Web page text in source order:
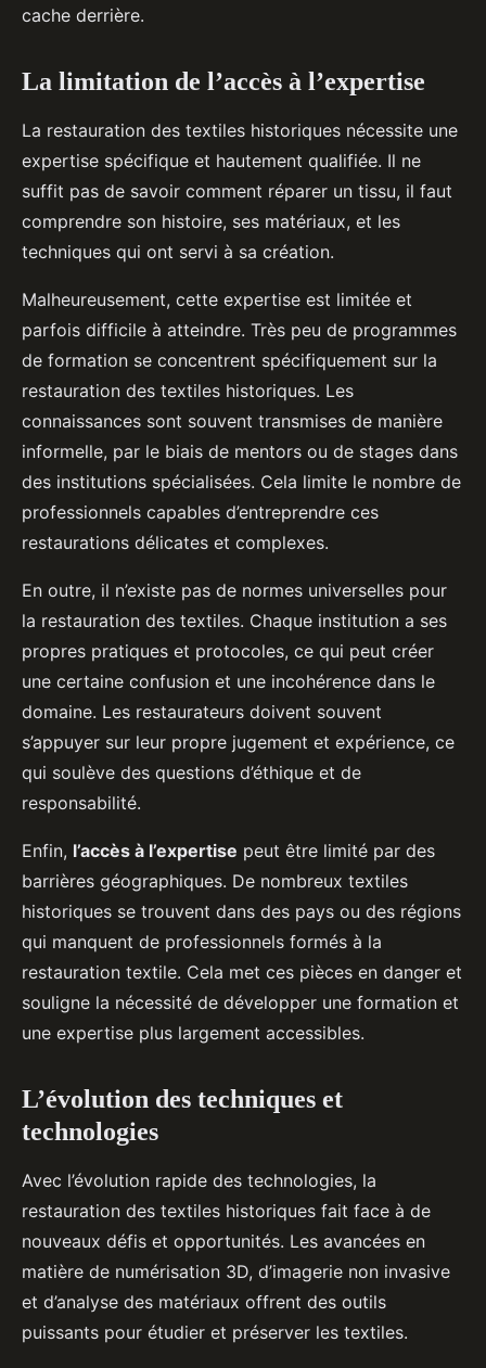
cache derrière.
La limitation de l’accès à l’expertise
La restauration des textiles historiques nécessite une
expertise spécifique et hautement qualifiée. Il ne
suffit pas de savoir comment réparer un tissu, il faut
comprendre son histoire, ses matériaux, et les
techniques qui ont servi à sa création.
Malheureusement, cette expertise est limitée et
parfois difficile à atteindre. Très peu de programmes
de formation se concentrent spécifiquement sur la
restauration des textiles historiques. Les
connaissances sont souvent transmises de manière
informelle, par le biais de mentors ou de stages dans
des institutions spécialisées. Cela limite le nombre de
professionnels capables d’entreprendre ces
restaurations délicates et complexes.
En outre, il n’existe pas de normes universelles pour
la restauration des textiles. Chaque institution a ses
propres pratiques et protocoles, ce qui peut créer
une certaine confusion et une incohérence dans le
domaine. Les restaurateurs doivent souvent
s’appuyer sur leur propre jugement et expérience, ce
qui soulève des questions d’éthique et de
responsabilité.
Enfin, l’accès à l’expertise peut être limité par des
barrières géographiques. De nombreux textiles
historiques se trouvent dans des pays ou des régions
qui manquent de professionnels formés à la
restauration textile. Cela met ces pièces en danger et
souligne la nécessité de développer une formation et
une expertise plus largement accessibles.
L’évolution des techniques et
technologies
Avec l’évolution rapide des technologies, la
restauration des textiles historiques fait face à de
nouveaux défis et opportunités. Les avancées en
matière de numérisation 3D, d’imagerie non invasive
et d’analyse des matériaux offrent des outils
puissants pour étudier et préserver les textiles.